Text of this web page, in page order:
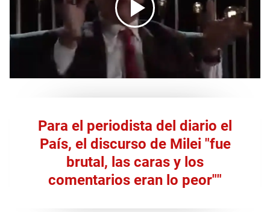
Para el periodista del diario el
País, el discurso de Milei "fue
brutal, las caras y los
comentarios eran lo peor""